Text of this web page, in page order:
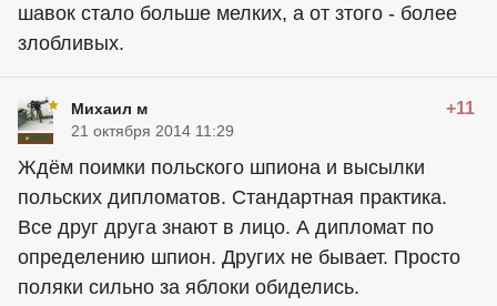
шавок стало больше мелких, а от зтого - более
злобливых.
Михаил м +11
21 октября 2014 11:29
Ждём поимки польского шпиона и высылки
польских дипломатов. Стандартная практика.
Все друг друга знают в лицо. А дипломат по
определению шпион. Других не бывает. Просто
поляки сильно за яблоки обиделись.